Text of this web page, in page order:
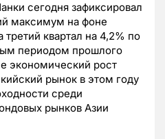
сегодня зафиксировал
максимум на фоне
квартал на 4,2% по
периодом прошлого
экономический рост
рынок в этом году
среди
рынков Азии